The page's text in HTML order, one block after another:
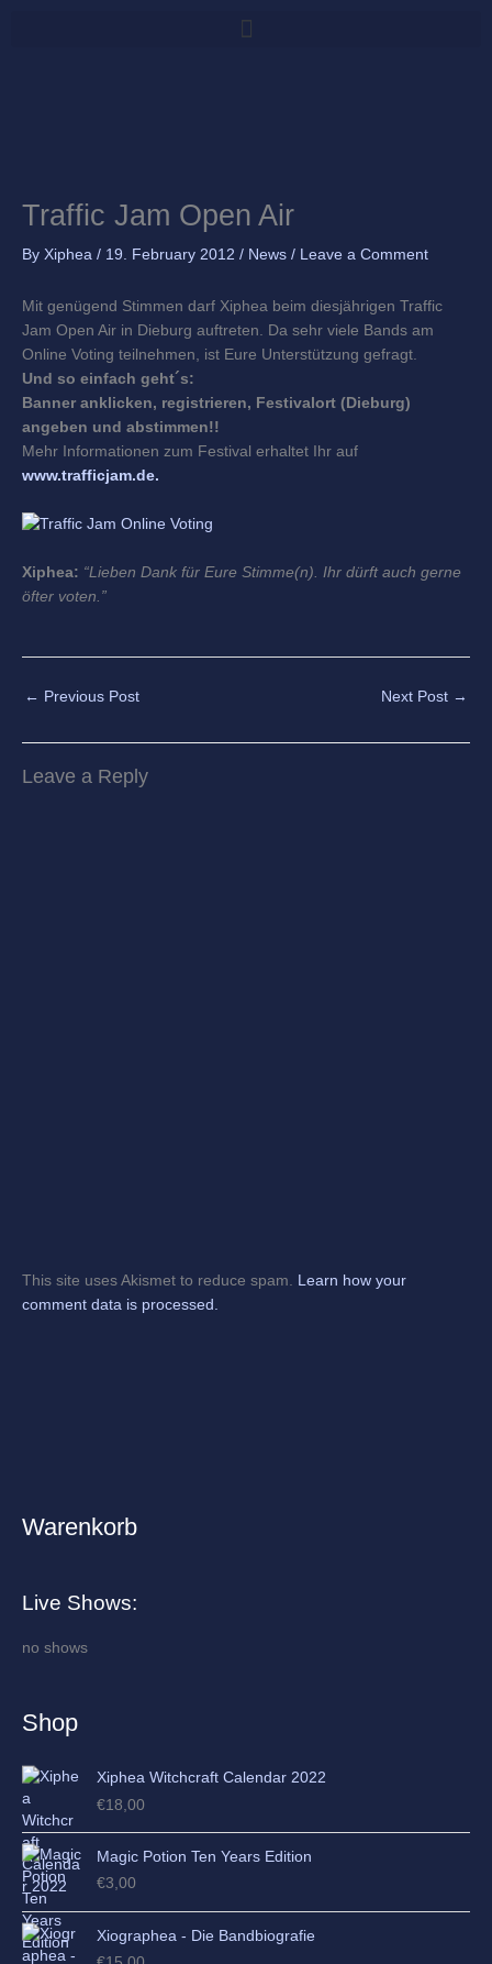
Traffic Jam Open Air
By Xiphea / 19. February 2012 / News / Leave a Comment
Mit genügend Stimmen darf Xiphea beim diesjährigen Traffic
Jam Open Air in Dieburg auftreten. Da sehr viele Bands am
Online Voting teilnehmen, ist Eure Unterstützung gefragt.
Und so einfach geht´s:
Banner anklicken, registrieren, Festivalort (Dieburg)
angeben und abstimmen!!
Mehr Informationen zum Festival erhaltet Ihr auf
www.trafficjam.de.
Xiphea: “Lieben Dank für Eure Stimme(n). Ihr dürft auch gerne
öfter voten.”
← Previous Post Next Post →
Leave a Reply
This site uses Akismet to reduce spam.
Learn how your
comment data is processed.
Warenkorb
Live Shows:
no shows
Shop
Xiphea Witchcraft Calendar 2022
€18,00
Magic Potion Ten Years Edition
€3,00
Xiographea - Die Bandbiografie
A
h
i
s